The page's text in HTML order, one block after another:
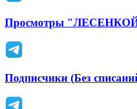
Просмотры
Подписчики (Без